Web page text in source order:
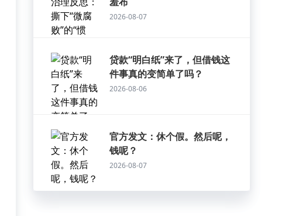
2026-08-07
贷款“明白纸”来了，但借钱这
件事真的变简单了吗？
2026-08-06
官方发文：休个假。然后呢，
钱呢？
2026-08-07